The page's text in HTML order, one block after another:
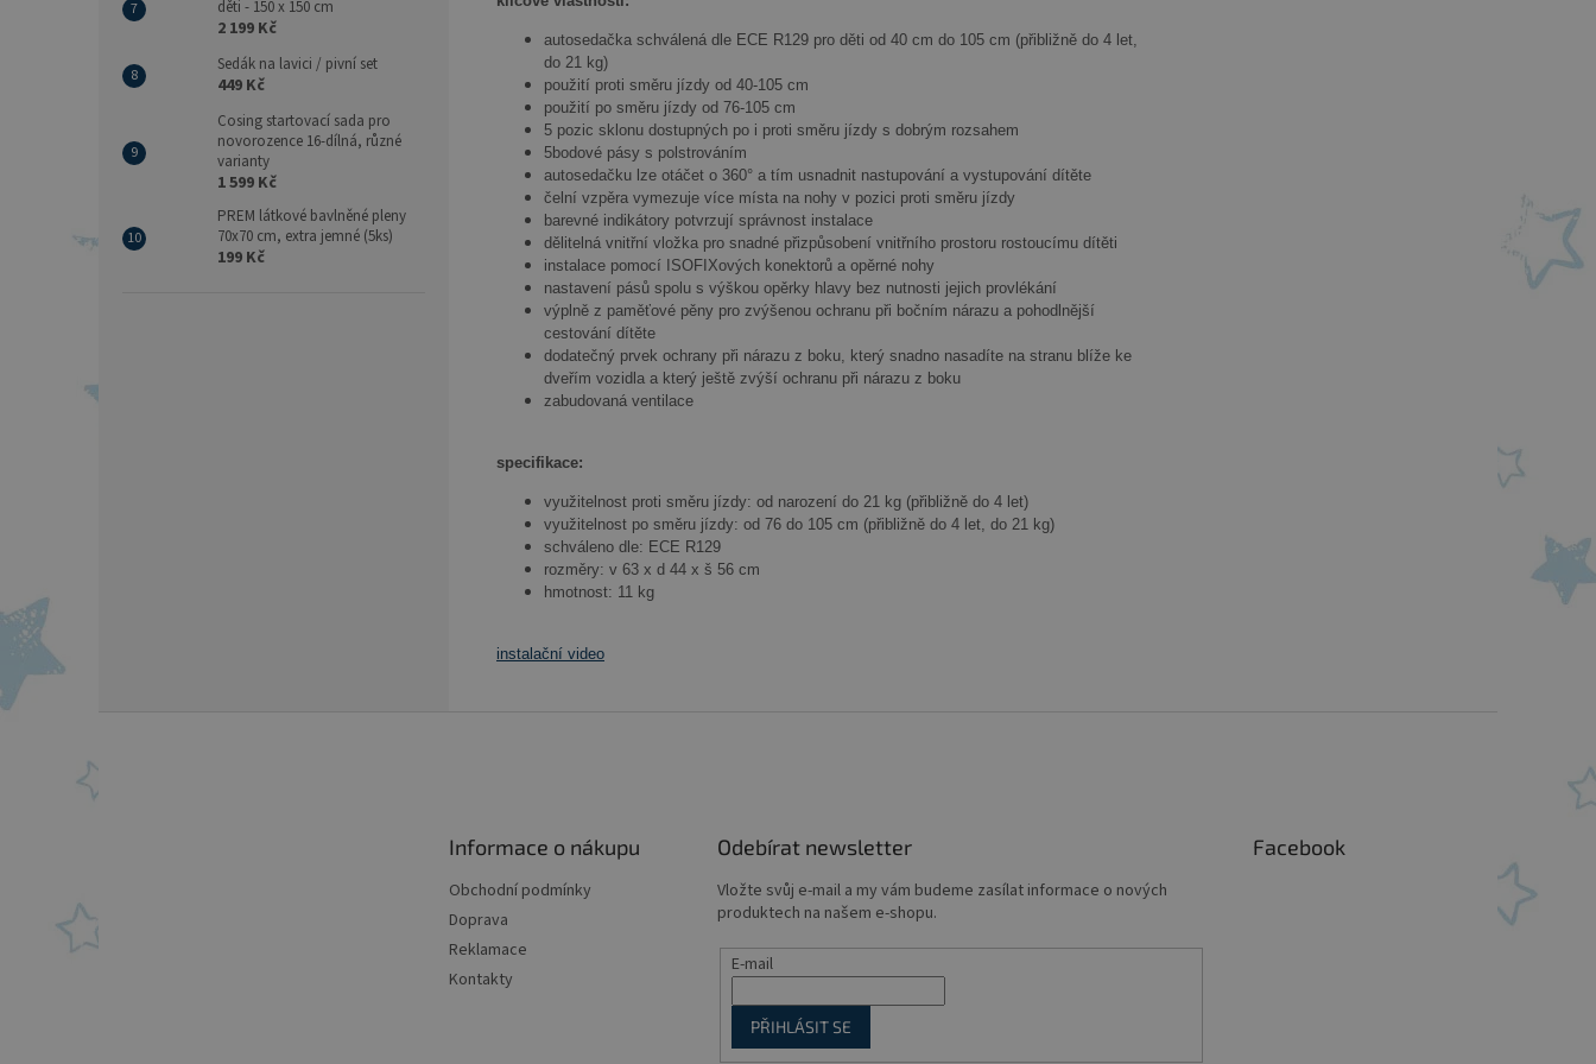
děti - 150 x 150 cm
2 199 Kč
Sedák na lavici / pivní set
449 Kč
Cosing startovací sada pro
novorozence 16-dílná, různé
varianty
1 599 Kč
PREM látkové bavlněné pleny
70x70 cm, extra jemné (5ks)
199 Kč
autosedačka schválená dle ECE R129 pro děti od 40 cm do 105 cm (přibližně do 4 let,
do 21 kg)
použití proti směru jízdy od 40-105 cm
použití po směru jízdy od 76-105 cm
5 pozic sklonu dostupných po i proti směru jízdy s dobrým rozsahem
5bodové pásy s polstrováním
autosedačku lze otáčet o 360° a tím usnadnit nastupování a vystupování dítěte
čelní vzpěra vymezuje více místa na nohy v pozici proti směru jízdy
barevné indikátory potvrzují správnost instalace
dělitelná vnitřní vložka pro snadné přizpůsobení vnitřního prostoru rostoucímu dítěti
instalace pomocí ISOFIXových konektorů a opěrné nohy
nastavení pásů spolu s výškou opěrky hlavy bez nutnosti jejich provlékání
výplně z paměťové pěny pro zvýšenou ochranu při bočním nárazu a pohodlnější
cestování dítěte
dodatečný prvek ochrany při nárazu z boku, který snadno nasadíte na stranu blíže ke
dveřím vozidla a který ještě zvýší ochranu při nárazu z boku
zabudovaná ventilace
specifikace:
využitelnost proti směru jízdy: od narození do 21 kg (přibližně do 4 let)
využitelnost po směru jízdy: od 76 do 105 cm (přibližně do 4 let, do 21 kg)
schváleno dle: ECE R129
rozměry: v 63 x d 44 x š 56 cm
hmotnost: 11 kg
instalační video
Informace o nákupu
Obchodní podmínky
Doprava
Reklamace
Kontakty
Odebírat newsletter
Vložte svůj e-mail a my vám budeme zasílat informace o nových
produktech na našem e-shopu.
E-mail
PŘIHLÁSIT SE
Facebook